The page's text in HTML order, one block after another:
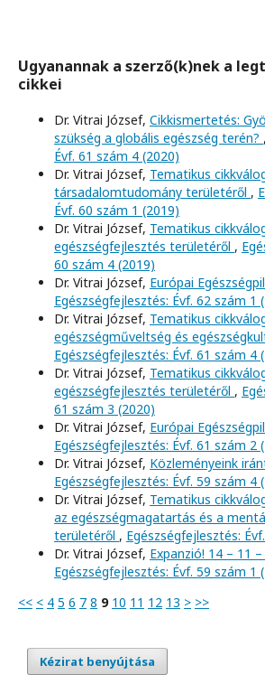
Ugyanannak a szerző(k)nek a
cikkei
Dr. Vitrai József, Cikkismertetés:
szükség a globális egészség terén? ,
Évf. 61 szám 4 (2020)
Dr. Vitrai József, Tematikus
társadalomtudomány területéről ,
Évf. 60 szám 1 (2019)
Dr. Vitrai József, Tematikus
egészségfejlesztés területéről ,
60 szám 4 (2019)
Dr. Vitrai József, Európai
Egészségfejlesztés: Évf. 62 szám 1
Dr. Vitrai József, Tematikus
egészségműveltség és
Egészségfejlesztés: Évf. 61 szám 4
Dr. Vitrai József, Tematikus
egészségfejlesztés területéről ,
61 szám 3 (2020)
Dr. Vitrai József, Európai
Egészségfejlesztés: Évf. 61 szám 2
Dr. Vitrai József, Közleményeink
Egészségfejlesztés: Évf. 59 szám 4
Dr. Vitrai József, Tematikus
az egészségmagatartás és a
területéről , Egészségfejlesztés:
Dr. Vitrai József, Expanzió! 14 – 11
Egészségfejlesztés: Évf. 59 szám 1
<< < 4 5 6 7 8 9 10 11 12 13 > >>
Kézirat benyújtása